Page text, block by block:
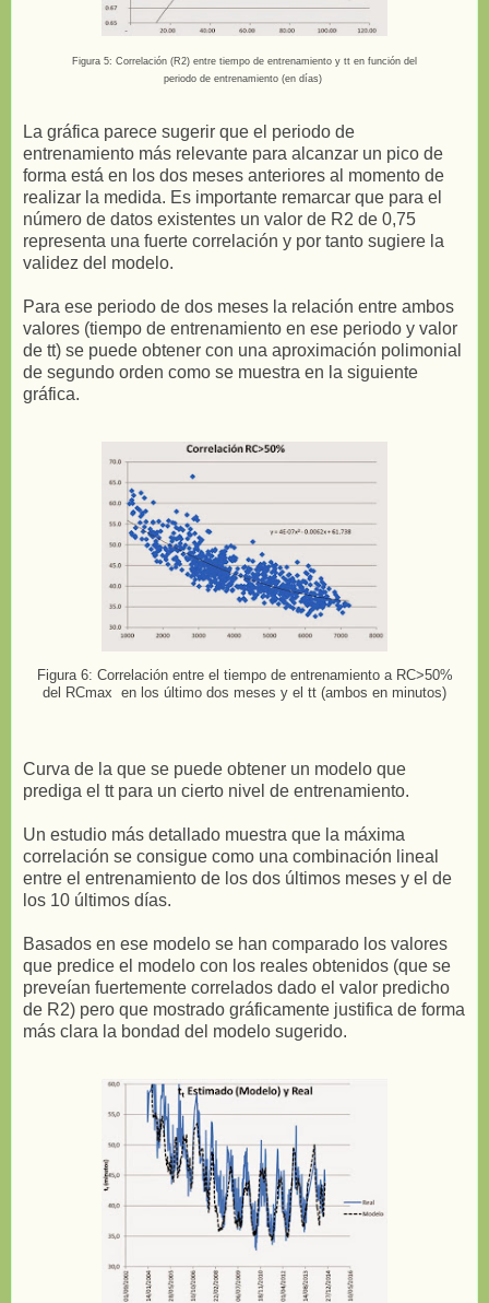
Figura 5: Correlación (R2) entre tiempo de entrenamiento y tt en función del
periodo de entrenamiento (en días)
La gráfica parece sugerir que el periodo de
entrenamiento más relevante para alcanzar un pico de
forma está en los dos meses anteriores al momento de
realizar la medida. Es importante remarcar que para el
número de datos existentes un valor de R2 de 0,75
representa una fuerte correlación y por tanto sugiere la
validez del modelo.
Para ese periodo de dos meses la relación entre ambos
valores (tiempo de entrenamiento en ese periodo y valor
de tt) se puede obtener con una aproximación polimonial
de segundo orden como se muestra en la siguiente
gráfica.
Figura 6: Correlación entre el tiempo de entrenamiento a RC>50%
del RCmax en los último dos meses y el tt (ambos en minutos)
Curva de la que se puede obtener un modelo que
prediga el tt para un cierto nivel de entrenamiento.
Un estudio más detallado muestra que la máxima
correlación se consigue como una combinación lineal
entre el entrenamiento de los dos últimos meses y el de
los 10 últimos días.
Basados en ese modelo se han comparado los valores
que predice el modelo con los reales obtenidos (que se
preveían fuertemente correlados dado el valor predicho
de R2) pero que mostrado gráficamente justifica de forma
más clara la bondad del modelo sugerido.